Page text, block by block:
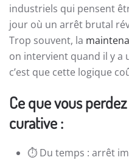
industriels qui pensent
jour où un arrêt brutal
Trop souvent, la
on intervient quand il y a
c’est que cette logique
Ce que vous
curative :
⏱️ Du temps : arrêt